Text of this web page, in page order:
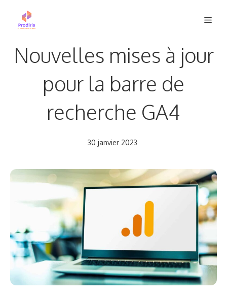
Nouvelles mises à jour
pour la barre de
recherche GA4
30 janvier 2023